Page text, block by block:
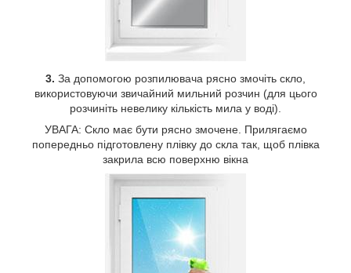
3. За допомогою розпилювача рясно змочіть скло,
використовуючи звичайний мильний розчин (для цього
розчиніть невелику кількість мила у воді).
УВАГА: Скло має бути рясно змочене. Прилягаємо
попередньо підготовлену плівку до скла так, щоб плівка
закрила всю поверхню вікна